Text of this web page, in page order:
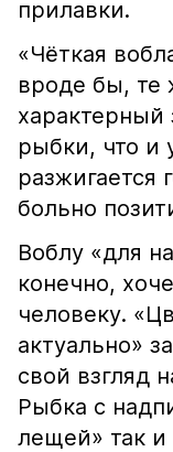
прилавки.
«Чёткая
вроде бы, те
рыбки, что и
разжигается
больно
Воблу «для
конечно,
человеку.
актуально»
свой взгляд
Рыбка с
лещей» так и